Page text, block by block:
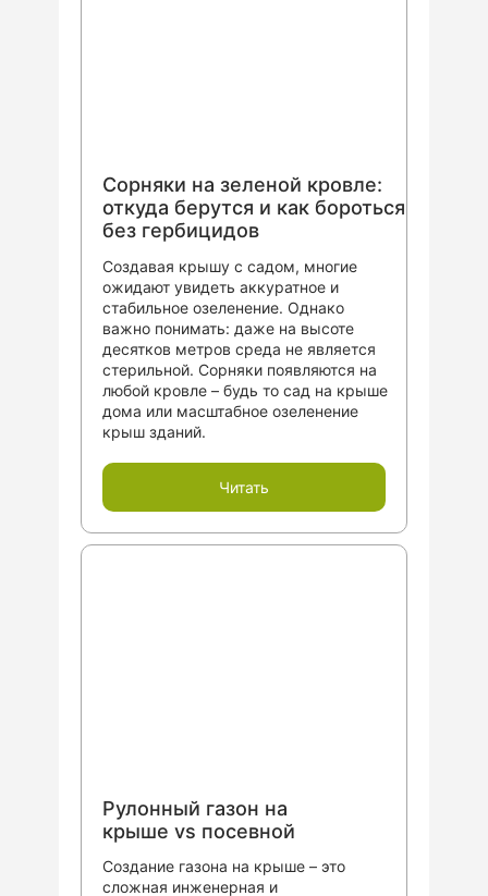
Сорняки на зеленой кровле:
откуда берутся и как бороться
без гербицидов
Рулонный газон на
крыше vs посевной
Создавая крышу с садом, многие
ожидают увидеть аккуратное и
стабильное озеленение. Однако
важно понимать: даже на высоте
десятков метров среда не является
стерильной. Сорняки появляются на
любой кровле – будь то сад на крыше
дома или масштабное озеленение
крыш зданий.
Создание газона на крыше – это
сложная инженерная и
Читать